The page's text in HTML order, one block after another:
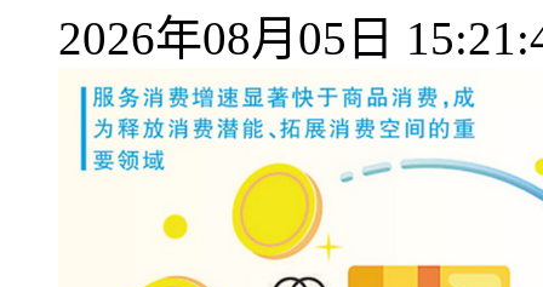
2026年08月05日